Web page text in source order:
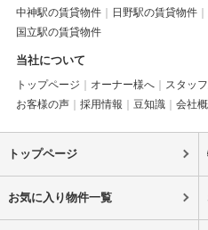
中神駅の賃貸物件
日野駅の賃貸物件
国立駅の賃貸物件
当社について
トップページ オーナー様へ スタッ
お客様の声
採用情報 豆知識 会社
トップページ
お気に入り物件一覧